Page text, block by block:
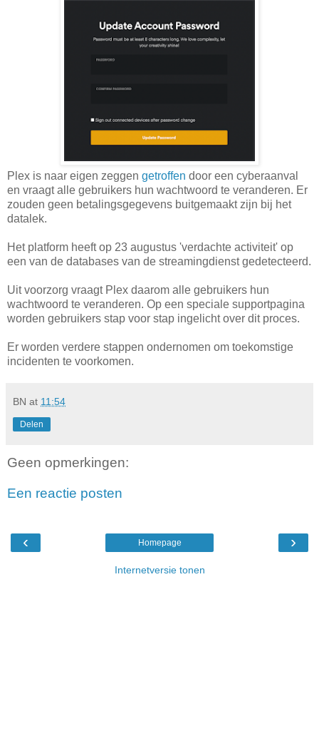
Plex is naar eigen zeggen getroffen door een cyberaanval
en vraagt alle gebruikers hun wachtwoord te veranderen. Er
zouden geen betalingsgegevens buitgemaakt zijn bij het
datalek.
Het platform heeft op 23 augustus 'verdachte activiteit' op
een van de databases van de streamingdienst gedetecteerd.
Uit voorzorg vraagt Plex daarom alle gebruikers hun
wachtwoord te veranderen. Op een speciale supportpagina
worden gebruikers stap voor stap ingelicht over dit proces.
Er worden verdere stappen ondernomen om toekomstige
incidenten te voorkomen.
BN at 11:54
Delen
Geen opmerkingen:
Een reactie posten
‹ ›
Homepage
Internetversie tonen